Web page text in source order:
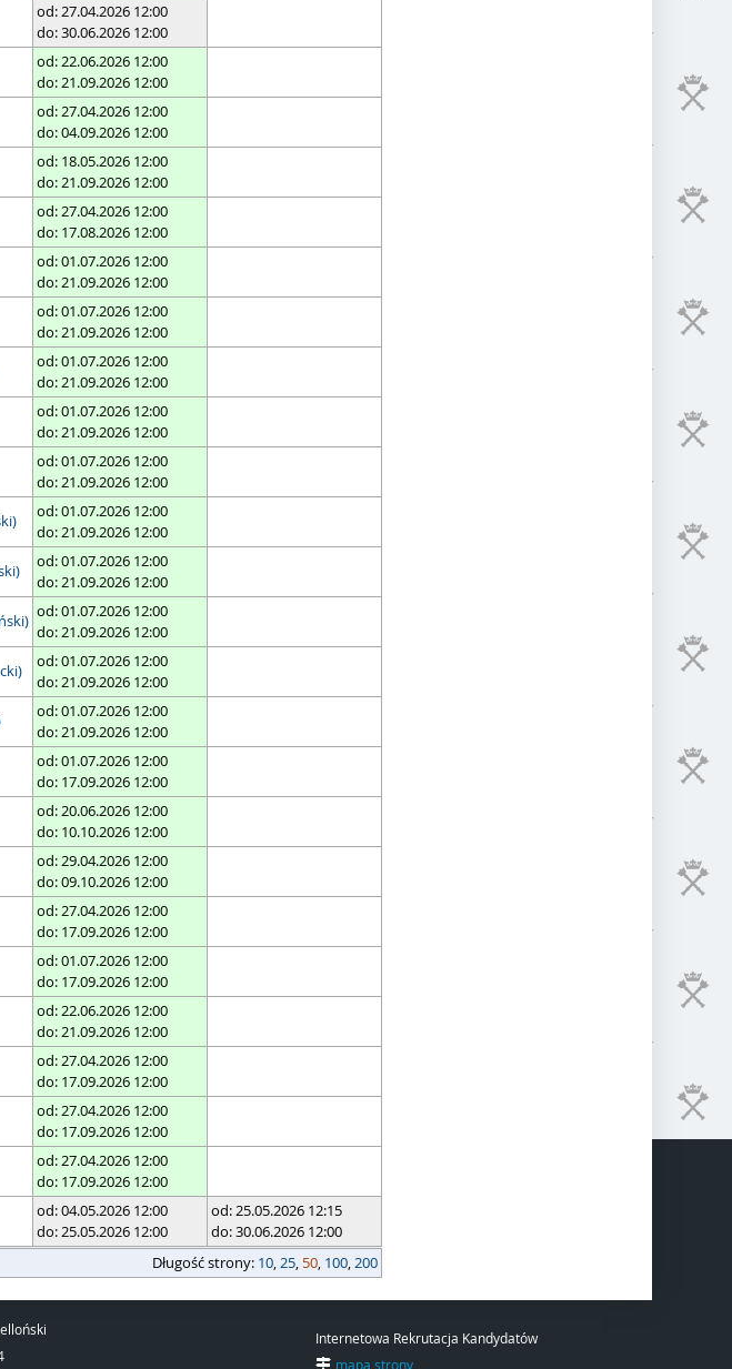
od: 27.04.2026 12:00
do: 30.06.2026 12:00
od: 22.06.2026 12:00
do: 21.09.2026 12:00
od: 27.04.2026 12:00
do: 04.09.2026 12:00
od: 18.05.2026 12:00
do: 21.09.2026 12:00
od: 27.04.2026 12:00
do: 17.08.2026 12:00
od: 01.07.2026 12:00
do: 21.09.2026 12:00
od: 01.07.2026 12:00
do: 21.09.2026 12:00
od: 01.07.2026 12:00
do: 21.09.2026 12:00
od: 01.07.2026 12:00
do: 21.09.2026 12:00
od: 01.07.2026 12:00
do: 21.09.2026 12:00
od: 01.07.2026 12:00
do: 21.09.2026 12:00
od: 01.07.2026 12:00
do: 21.09.2026 12:00
od: 01.07.2026 12:00
do: 21.09.2026 12:00
od: 01.07.2026 12:00
do: 21.09.2026 12:00
od: 01.07.2026 12:00
do: 21.09.2026 12:00
od: 01.07.2026 12:00
do: 17.09.2026 12:00
od: 20.06.2026 12:00
do: 10.10.2026 12:00
od: 29.04.2026 12:00
do: 09.10.2026 12:00
od: 27.04.2026 12:00
do: 17.09.2026 12:00
od: 01.07.2026 12:00
do: 17.09.2026 12:00
od: 22.06.2026 12:00
do: 21.09.2026 12:00
od: 27.04.2026 12:00
do: 17.09.2026 12:00
od: 27.04.2026 12:00
do: 17.09.2026 12:00
od: 27.04.2026 12:00
do: 17.09.2026 12:00
od: 04.05.2026 12:00
do: 25.05.2026 12:00
od: 25.05.2026 12:15
do: 30.06.2026 12:00
Długość strony: 10,25, 50, 100,200
Internetowa Rekrutacja Kandydatów
mapa strony